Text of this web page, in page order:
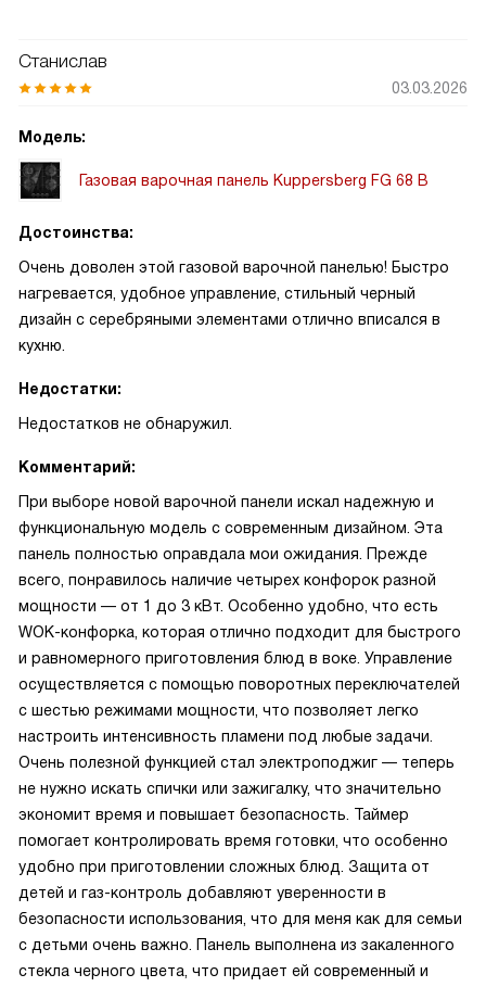
Станислав
03.03.2026
Модель:
Газовая варочная панель Kuppersberg FG 68 B
Достоинства:
Очень доволен этой газовой варочной панелью! Быстро
нагревается, удобное управление, стильный черный
дизайн с серебряными элементами отлично вписался в
кухню.
Недостатки:
Недостатков не обнаружил.
Комментарий:
При выборе новой варочной панели искал надежную и
функциональную модель с современным дизайном. Эта
панель полностью оправдала мои ожидания. Прежде
всего, понравилось наличие четырех конфорок разной
мощности — от 1 до 3 кВт. Особенно удобно, что есть
WOK-конфорка, которая отлично подходит для быстрого
и равномерного приготовления блюд в воке. Управление
осуществляется с помощью поворотных переключателей
с шестью режимами мощности, что позволяет легко
настроить интенсивность пламени под любые задачи.
Очень полезной функцией стал электроподжиг — теперь
не нужно искать спички или зажигалку, что значительно
экономит время и повышает безопасность. Таймер
помогает контролировать время готовки, что особенно
удобно при приготовлении сложных блюд. Защита от
детей и газ-контроль добавляют уверенности в
безопасности использования, что для меня как для семьи
с детьми очень важно. Панель выполнена из закаленного
стекла черного цвета, что придает ей современный и